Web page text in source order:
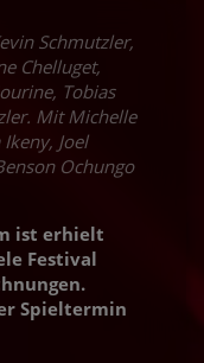
Schmutzler,
Chelluget,
Tobias
Mit Michelle
Joel
Ochungo
ist erhielt
Festival
Spieltermin